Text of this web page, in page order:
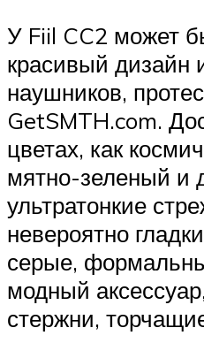
У Fiil CC2 может
красивый дизайн
наушников,
GetSMTH.com.
цветах, как
мятно-зеленый и
ультратонкие
невероятно
серые,
модный
стержни,